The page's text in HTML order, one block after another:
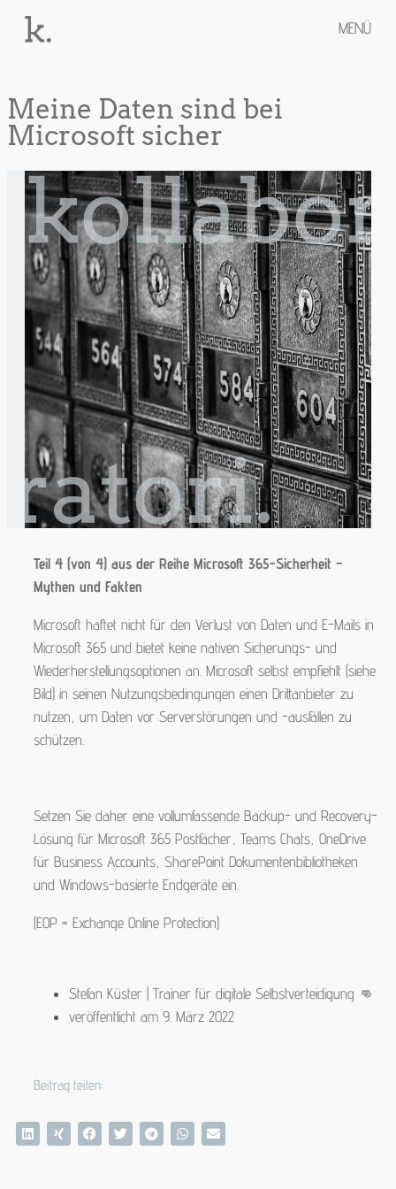
MENÜ
Meine Daten sind bei
Microsoft sicher
Teil 4 (von 4) aus der Reihe Microsoft 365-Sicherheit –
Mythen und Fakten
Microsoft haftet nicht für den Verlust von Daten und E-Mails in
Microsoft 365 und bietet keine nativen Sicherungs- und
Wiederherstellungsoptionen an. Microsoft selbst empfiehlt (siehe
Bild) in seinen Nutzungsbedingungen einen Drittanbieter zu
nutzen, um Daten vor Serverstörungen und -ausfällen zu
schützen.
Setzen Sie daher eine vollumfassende Backup- und Recovery-
Lösung für Microsoft 365 Postfächer, Teams Chats, OneDrive
für Business Accounts, SharePoint Dokumentenbibliotheken
und Windows-basierte Endgeräte ein.
(EOP = Exchange Online Protection)
Stefan Küster | Trainer für digitale Selbstverteidigung 👊
veröffentlicht am 9. März 2022
Beitrag teilen: